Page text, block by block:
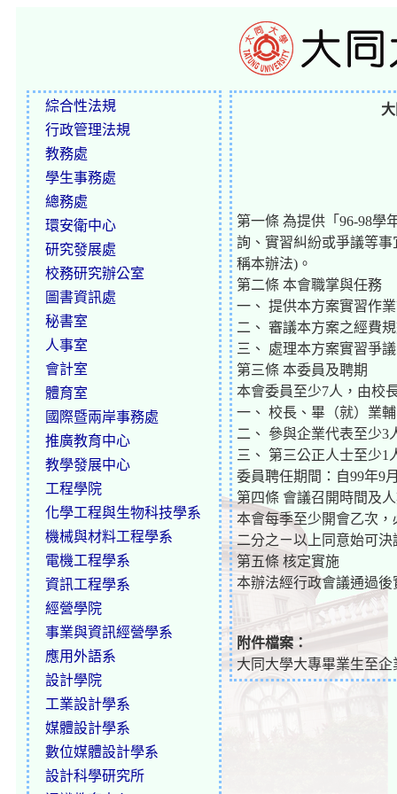
綜合性法規
行政管理法規
教務處
學生事務處
總務處
環安衛中心
研究發展處
校務研究辦公室
圖書資訊處
秘書室
人事室
會計室
體育室
國際暨兩岸事務處
推廣教育中心
教學發展中心
工程學院
化學工程與生物科技學系
機械與材料工程學系
電機工程學系
資訊工程學系
經營學院
事業與資訊經營學系
應用外語系
設計學院
工業設計學系
媒體設計學系
數位媒體設計學系
設計科學研究所
第一條 為提供「96-98學
詢、實習糾紛或爭議等
稱本辦法)。
第二條 本會職掌與任務
一、 提供本方案實習作
二、 審議本方案之經費
三、 處理本方案實習爭
第三條 本委員及聘期
本會委員至少7人，由校
一、 校長、畢（就）業
二、 參與企業代表至少3
三、 第三公正人士至少1
委員聘任期間：自99年9
第四條 會議召開時間及
本會每季至少開會乙次
二分之ㄧ以上同意始可決
第五條 核定實施
本辦法經行政會議通過
附件檔案：
大同大學大專畢業生至